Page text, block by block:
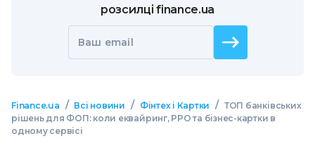
розсилці finance.ua
Ваш email
Finance.ua / Всі новини / Фінтех і Картки / ТОП банківських
рішень для ФОП: коли еквайринг, РРО та бізнес-картки в
одному сервісі